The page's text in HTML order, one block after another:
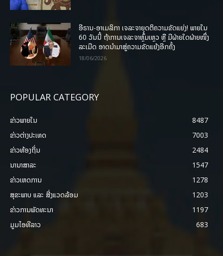
ອີຣານ-ອາເມລິກາ ເຈລະຈາຍຸດຕິຄວາມຂັດແຍ່ງ! ພາຍໃນ
60 ວັນນີ້ ຖ້າການເຈລະຈາຫຼົ້ມເຫຼວ ຫຼື ມີຝ່າຍໃດຝ່າຍໜຶ່ງ
ລະເມີດ ອາດນໍາມາສູ່ຄວາມຂັດແຍ້ງອີກຄັ້ງ
18/06/2026
POPULAR CATEGORY
ຂ່າວພາຍ​ໃນ
8487
ຂ່າວຕ່າງປະເທດ
7003
ຂ່າວທ້ອງຖິ່ນ
2484
ນານາສາລະ
1547
ຂ່າວເຫດການ
1278
ສຸຂະພາບ ແລະ ສີ່ງແວດລ້ອມ
1203
ຂ່າວການພັດທະນາ
1197
ມູມໄອທີລາວ
683